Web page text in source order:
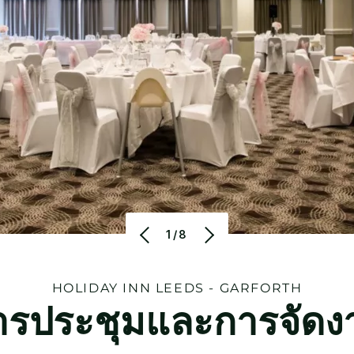
1/8
HOLIDAY INN LEEDS - GARFORTH
ประชุมและการจัด